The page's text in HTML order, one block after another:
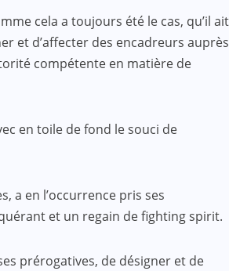
cela a toujours été le cas, qu’il ait
et d’affecter des encadreurs auprès
compétente en matière de
en toile de fond le souci de
a en l’occurrence pris ses
et un regain de fighting spirit.
prérogatives, de désigner et de